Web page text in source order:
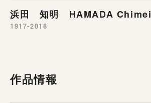
浜田 知明 HAMADA Chimei
1917-2018
作品情報